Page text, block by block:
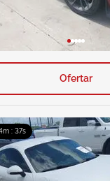
Ofertar
: 36s